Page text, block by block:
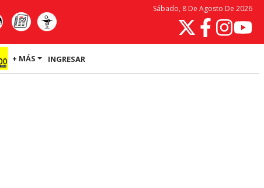
Sábado, 8 De Agosto De 2026
+ MÁS INGRESAR